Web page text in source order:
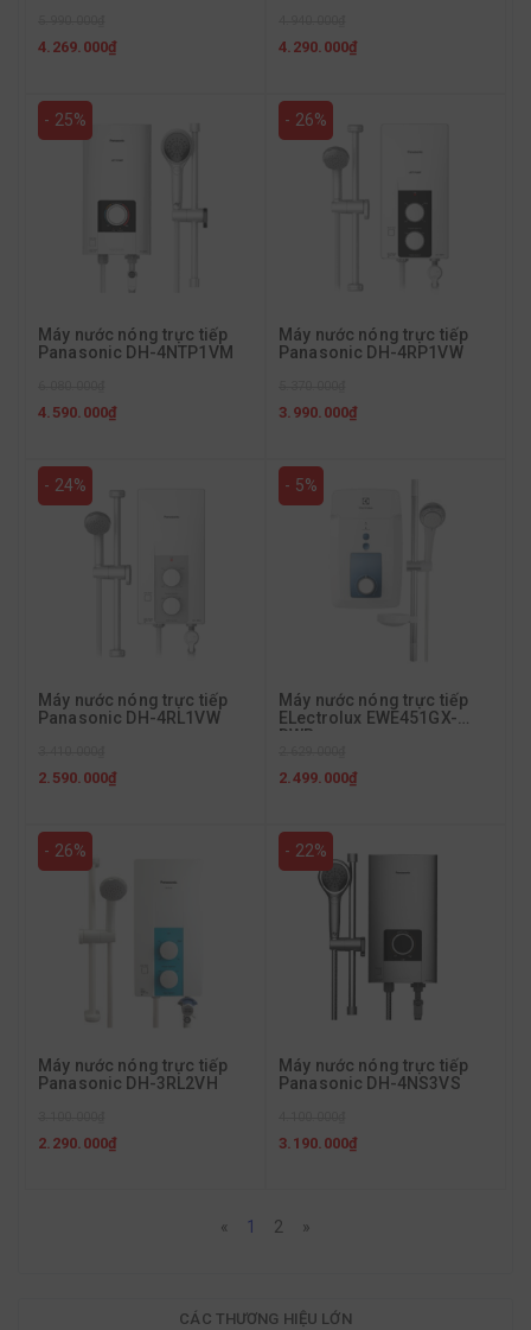
4.269.000₫ 4.290.000₫
- 25%
Máy nước nóng trực tiếp
Panasonic DH-4NTP1VM
4.590.000₫
- 26%
Máy nước nóng trực tiếp
Panasonic DH-4RP1VW
3.990.000₫
- 24%
Máy nước nóng trực tiếp
Panasonic DH-4RL1VW
2.590.000₫
- 5%
Máy nước nóng trực tiếp
ELectrolux EWE451GX-
DWB
2.499.000₫
- 26%
Máy nước nóng trực tiếp
Panasonic DH-3RL2VH
2.290.000₫
- 22%
Máy nước nóng trực tiếp
Panasonic DH-4NS3VS
3.190.000₫
« 1 2 »
CÁC THƯƠNG HIỆU LỚN